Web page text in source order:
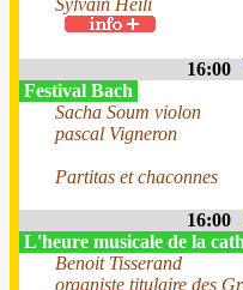
Sylvain Heili
16:00
Festival Bach
Sacha Soum violon
pascal Vigneron
Partitas et chaconnes
16:00
L'heure musicale de la
Benoit Tisserand
organiste titulaire des